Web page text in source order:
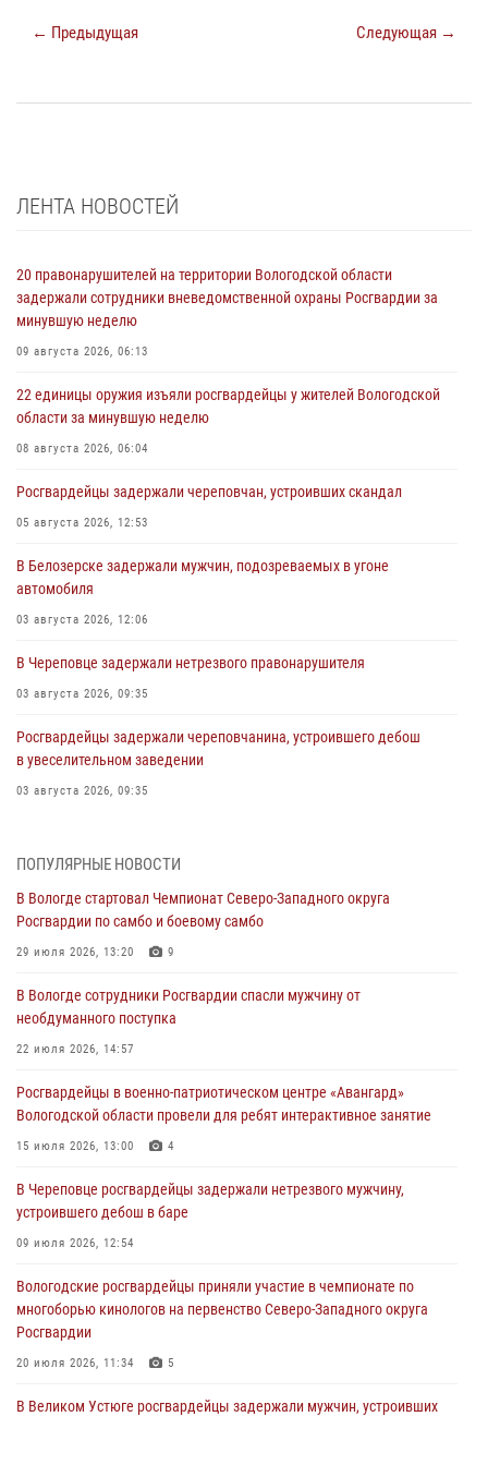
← Предыдущая Следующая →
ЛЕНТА НОВОСТЕЙ
20 правонарушителей на территории Вологодской области
задержали сотрудники вневедомственной охраны Росгвардии за
минувшую неделю
09 августа 2026, 06:13
22 единицы оружия изъяли росгвардейцы у жителей Вологодской
области за минувшую неделю
08 августа 2026, 06:04
Росгвардейцы задержали череповчан, устроивших скандал
05 августа 2026, 12:53
В Белозерске задержали мужчин, подозреваемых в угоне
автомобиля
03 августа 2026, 12:06
В Череповце задержали нетрезвого правонарушителя
03 августа 2026, 09:35
Росгвардейцы задержали череповчанина, устроившего дебош
в увеселительном заведении
03 августа 2026, 09:35
товаров из магазина
В Вологде определились победители и призеры Чемпионатов
Северо-Западного округа Росгвардии по спортивному и боевому
03 августа 2026, 08:54 1
ЗА МИНУВШУЮ НЕДЕЛЮ СОТРУДНИКАМИ ВНЕВЕДОМСТВЕННОЙ
ПРАВОНАРУШИТЕЛЯ
02 августа 2026, 10:37
нарушителя на питбайке
31 июля 2026, 06:43
ПОПУЛЯРНЫЕ НОВОСТИ
В Вологде стартовал Чемпионат Северо-Западного округа
Росгвардии по самбо и боевому самбо
29 июля 2026, 13:20 9
В Вологде сотрудники Росгвардии спасли мужчину от
необдуманного поступка
22 июля 2026, 14:57
Росгвардейцы в военно-патриотическом центре «Авангард»
Вологодской области провели для ребят интерактивное занятие
15 июля 2026, 13:00 4
В Череповце росгвардейцы задержали нетрезвого мужчину,
устроившего дебош в баре
09 июля 2026, 12:54
Вологодские росгвардейцы приняли участие в чемпионате по
многоборью кинологов на первенство Северо-Западного округа
Росгвардии
20 июля 2026, 11:34 5
В Великом Устюге росгвардейцы задержали мужчин, устроивших